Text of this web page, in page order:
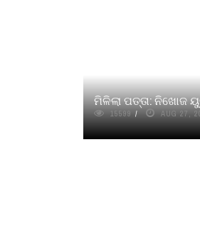
ମିଳିଲା ପତ୍ତା: ନିଖୋଜ
15599 AUG 27,